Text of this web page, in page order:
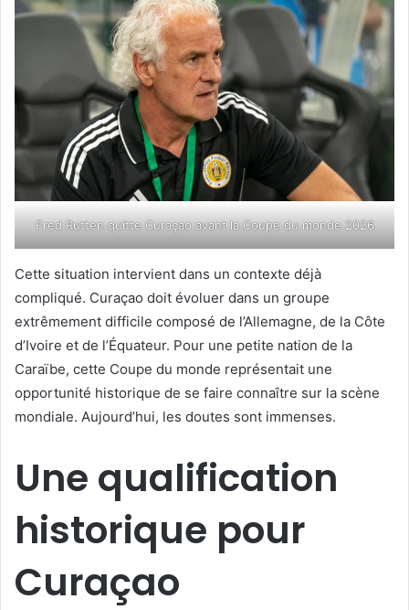
Fred Rutten quitte Curaçao avant la Coupe du monde 2026
Cette situation intervient dans un contexte déjà
compliqué. Curaçao doit évoluer dans un groupe
extrêmement difficile composé de l’Allemagne, de la Côte
d’Ivoire et de l’Équateur. Pour une petite nation de la
Caraïbe, cette Coupe du monde représentait une
opportunité historique de se faire connaître sur la scène
mondiale. Aujourd’hui, les doutes sont immenses.
Une qualification
historique pour
Curaçao